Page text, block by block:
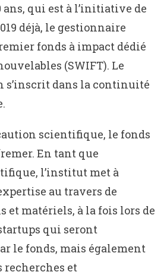
ans, qui est à l’initiative de
déjà, le gestionnaire
fonds à impact dédié
(SWIFT). Le
s’inscrit dans la continuité
scientifique, le fonds
En tant que
l’institut met à
au travers de
et matériels, à la fois lors de
qui seront
le fonds, mais également
recherches et